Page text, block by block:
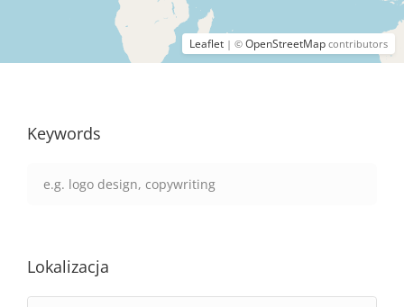
Leaflet | © OpenStreetMap contributors
Keywords
Lokalizacja